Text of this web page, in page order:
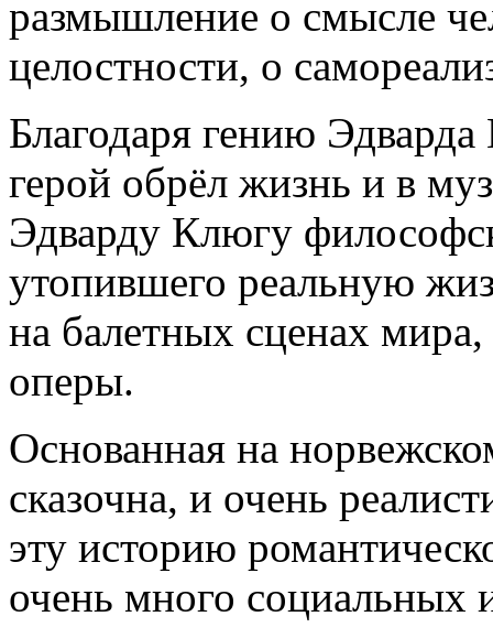
размышление о смысле
целостности, о
Благодаря гению
герой обрёл жизнь и в
Эдварду Клюгу
утопившего реальную
на балетных сценах
оперы.
Основанная на
сказочна, и очень
эту историю
очень много социальных